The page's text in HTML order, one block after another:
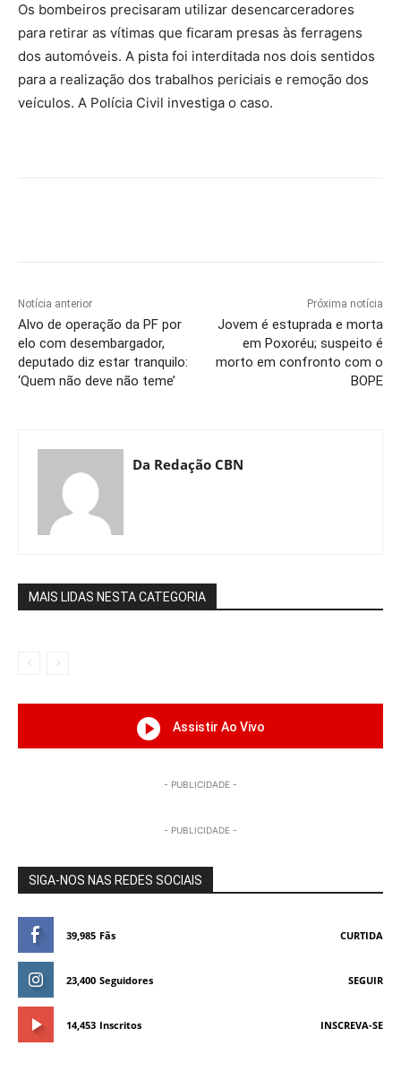
Os bombeiros precisaram utilizar desencarceradores
para retirar as vítimas que ficaram presas às ferragens
dos automóveis. A pista foi interditada nos dois sentidos
para a realização dos trabalhos periciais e remoção dos
veículos. A Polícia Civil investiga o caso.
Notícia anterior
Alvo de operação da PF por
elo com desembargador,
deputado diz estar tranquilo:
‘Quem não deve não teme’
Próxima notícia
Jovem é estuprada e morta
em Poxoréu; suspeito é
morto em confronto com o
BOPE
Da Redação CBN
MAIS LIDAS NESTA CATEGORIA
Assistir Ao Vivo
- PUBLICIDADE -
- PUBLICIDADE -
SIGA-NOS NAS REDES SOCIAIS
39,985 Fãs CURTIDA
23,400 Seguidores SEGUIR
14,453 Inscritos INSCREVA-SE